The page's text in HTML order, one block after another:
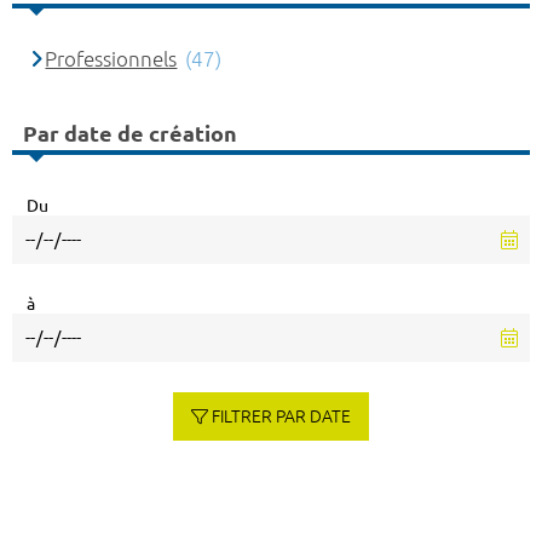
Professionnels (47)
Par date de création
Du
à
FILTRER PAR DATE